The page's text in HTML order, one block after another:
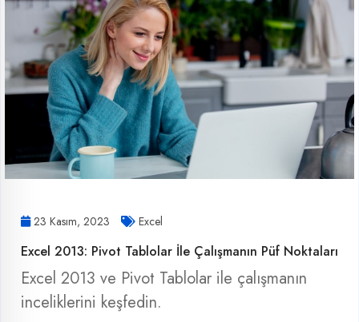
23 Kasım, 2023 Excel
Excel 2013: Pivot Tablolar İle Çalışmanın Püf Noktaları
Excel 2013 ve Pivot Tablolar ile çalışmanın
inceliklerini keşfedin.